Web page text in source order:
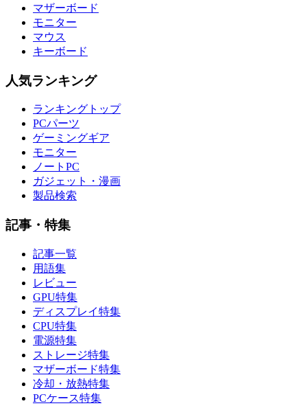
マザーボード
モニター
マウス
キーボード
人気ランキング
ランキングトップ
PCパーツ
ゲーミングギア
モニター
ノートPC
ガジェット・漫画
製品検索
記事・特集
記事一覧
用語集
レビュー
GPU特集
ディスプレイ特集
CPU特集
電源特集
ストレージ特集
マザーボード特集
冷却・放熱特集
PCケース特集